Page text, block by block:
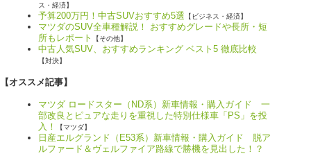
ス・経済】
予算200万円！中古SUVおすすめ5選 【ビジネス・経済】
マツダのSUV全車種解説！ おすすめグレードや長所・短
所もレポート
【その他】
中古人気SUV、おすすめランキング ベスト5 徹底比較
【対決】
【オススメ記事】
マツダ ロードスター（ND系）新車情報・購入ガイド 一
部改良とピュアな走りを重視した特別仕様車「PS」を投
入！
【マツダ】
日産エルグランド（E53系）新車情報・購入ガイド 脱ア
ルファード＆ヴェルファイア路線で勝機を見出した！？